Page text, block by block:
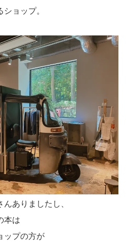
ョップ。
ありましたし、
本は
ップの方が